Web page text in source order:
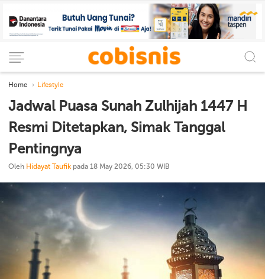
Home Lifestyle
Jadwal Puasa Sunah Zulhijah 1447 H
Resmi Ditetapkan, Simak Tanggal
Pentingnya
Oleh Hidayat Taufik pada 18 May 2026, 05:30 WIB